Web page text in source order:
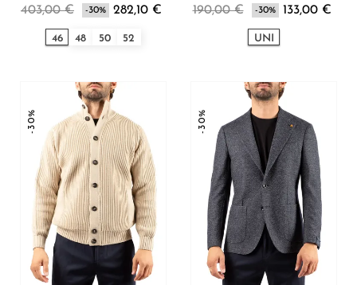
403,00 € -30% 282,10 €
46 48 50 52
190,00 € -30% 133,00 €
UNI
-30% -30%